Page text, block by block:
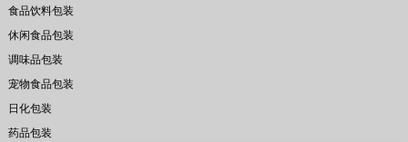
食品饮料包装
休闲食品包装
调味品包装
宠物食品包装
日化包装
药品包装